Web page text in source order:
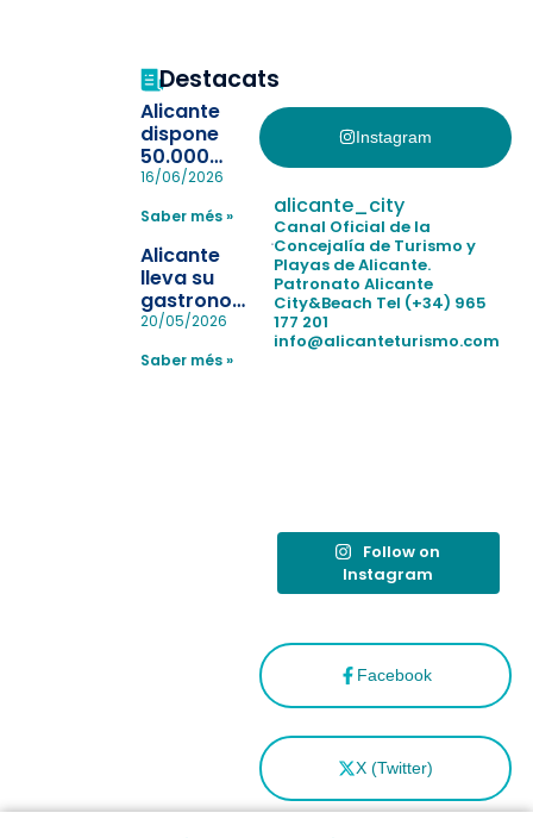
Destacats
Alicante
dispone
50.000
pulseras
la
pérdida de niños
en las
playas y
realiza con
éxito un
simulacro de socorrismo
16/06/2026
Saber més »
Alicante
lleva su
gastronomía
a Madrid
reforzar el
20/05/2026
Saber més »
Instagram
Facebook
X (Twitter)
alicante_city
Canal Oficial de la
Concejalía de Turismo y
Playas de Alicante.
Patronato Alicante
City&Beach Tel (+34) 965
177 201
info@alicanteturismo.com
Follow on
Instagram